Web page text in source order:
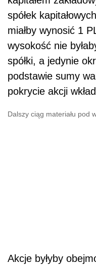
spółek
miałby wynosić 1
wysokość nie
spółki, a jedynie
podstawie sumy
pokrycie akcji
Dalszy ciąg materiału pod
Akcje byłyby